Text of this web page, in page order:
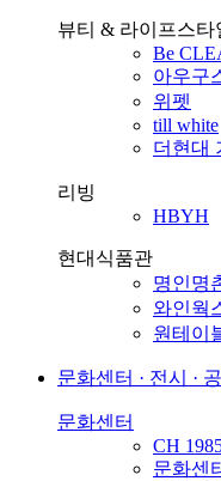
뷰티 & 라이프스타
Be
아우구
위펫
till white
더현대
리빙
HBYH
현대식품관
명인명
와인웍
원테이
문화센터 · 전시 ·
문화센터
CH
문화센